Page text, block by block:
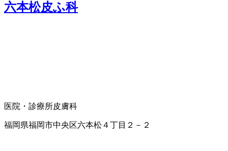
六本松皮ふ科
医院・診療所皮膚科
福岡県福岡市中央区六本松４丁目２－２